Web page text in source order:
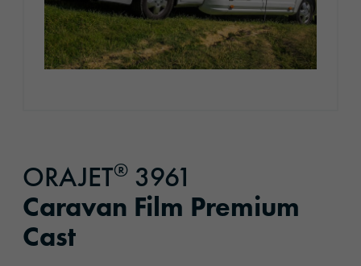
ORAJET® 3961
Caravan Film Premium
Cast